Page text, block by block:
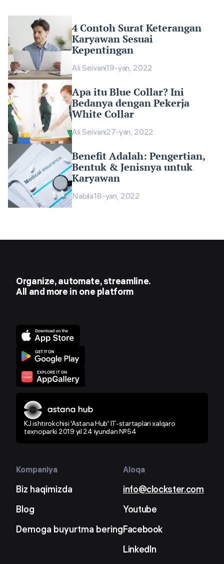
4 Contoh Surat Keterangan
Karyawan Sesuai
Kepentingan
Ali Seivani19-yan, 2022
Apa itu Blue Collar? Ini
Bedanya dengan Pekerja
White Collar
Ali Seivani27-yan, 2022
Benefit Adalah: Pengertian,
Bentuk & Jenisnya untuk
Karyawan
Nabila18-yan, 2022
Organize, automate, streamline.
All and more in one platform
KJ ishtirokchisi 'Astana Hub' IT-startaplari xalqaro
texnoparki 2019 yil 24 iyundan №54
Kompaniya
Biz haqimizda
Blog
Demoga buyurtma bering
Aloqa
info@clockster.com
Youtube
Facebook
LinkedIn